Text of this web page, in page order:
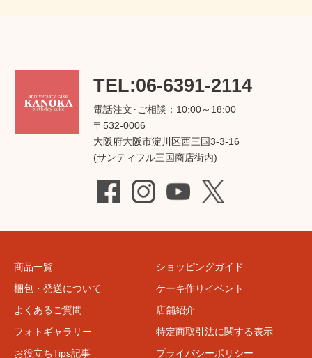
TEL:06-6391-2114
電話注文･ご相談：10:00～18:00
〒532-0006
大阪府大阪市淀川区西三国3-3-16
(サンティフル三国商店街内)
商品一覧
梱包・発送について
よくあるご質問
フォトギャラリー
お役立ちTips記事
ショッピングガイド
ケーキ作りイベント
店舗紹介
特定商取引法に関する表示
プライバシーポリシー